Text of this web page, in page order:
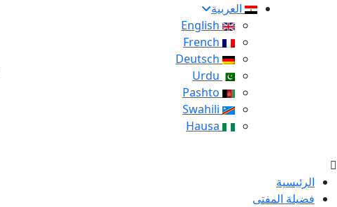
العربية
الرئيسية
فضيلة المفتى